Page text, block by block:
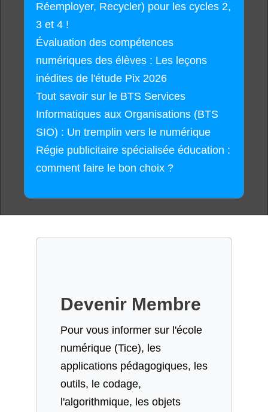
Réemployer, Recycler) pour les cycles 2,
3 et 4 !
Évaluation des compétences
numériques des élèves : Les leçons
inédites de l'étude Pix 2026
Tout savoir sur le BTS Services
Informatiques aux Organisations (BTS
SIO) : Un tremplin vers le numérique
Régie publicitaire spécialisée éducation :
comment faire le bon choix ?
Devenir Membre
Pour vous informer sur l'école
numérique (Tice), les
applications pédagogiques, les
outils, le codage,
l'algorithmique, les objets